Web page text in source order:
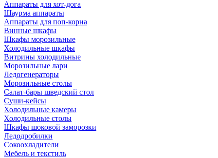
Аппараты для хот-дога
Шаурма аппараты
Аппараты для поп-корна
Винные шкафы
Шкафы морозильные
Холодильные шкафы
Витрины холодильные
Морозильные лари
Ледогенераторы
Морозильные столы
Салат-бары шведский стол
Суши-кейсы
Холодильные камеры
Холодильные столы
Шкафы шоковой заморозки
Ледодробилки
Сокоохладители
Мебель и текстиль